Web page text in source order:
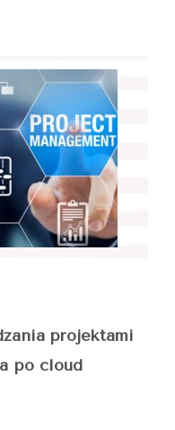
projektami
po cloud